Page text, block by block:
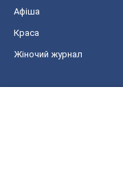
Афіша
Краса
Жіночий журнал